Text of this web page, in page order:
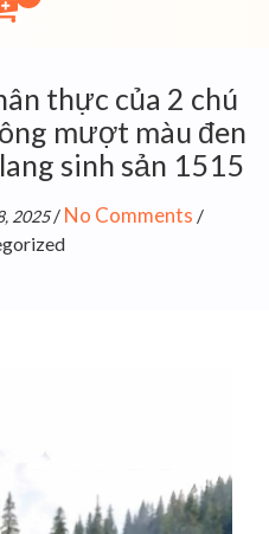
thực của 2 chú
mượt màu đen
sinh sản 1515
2025/ No Comments /